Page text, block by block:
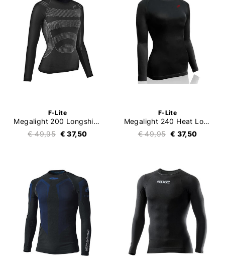
F-Lite
Megalight 200 Longshirt Ladies
€ 49,95 € 37,50
F-Lite
Megalight 240 Heat Longshirt Ladies
€ 49,95 € 37,50